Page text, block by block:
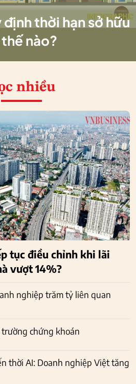
thời hạn sở hữu
nào?
nhiều
tục điều chỉnh khi lãi
vượt 14%?
nghiệp trăm tỷ liên quan
chứng khoán
thời AI: Doanh nghiệp Việt tăng